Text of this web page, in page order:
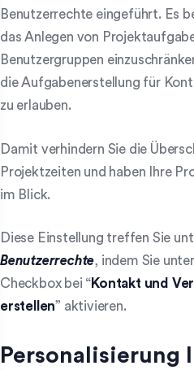
Benutzerrechte eingeführt. Es
das Anlegen von
Benutzergruppen
die Aufgabenerstellung für
zu erlauben.
Damit verhindern Sie die
Projektzeiten und haben Ihre
im Blick.
Diese Einstellung treffen Sie
Benutzerrechte, indem Sie
Checkbox bei “Kontakt und
erstellen” aktivieren.
Personalisierung